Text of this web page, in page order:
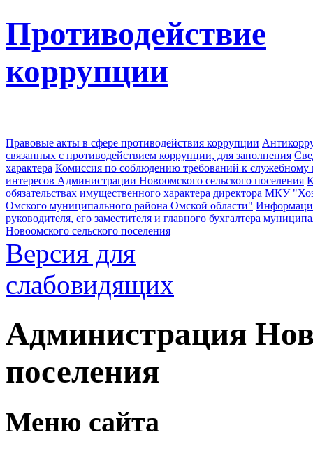
Противодействие
коррупции
Правовые акты в сфере противодействия коррупции
связанных с противодействием коррупции, для заполнения
характера Комиссия по соблюдению требований к
интересов Администрации Новоомского сельского поселения
обязательствах имущественного характера директора МКУ
Омского муниципального района Омской области"
руководителя, его заместителя и главного бухгалтера
Новоомского сельского поселения
Версия для
слабовидящих
Администрация
поселения
Меню сайта